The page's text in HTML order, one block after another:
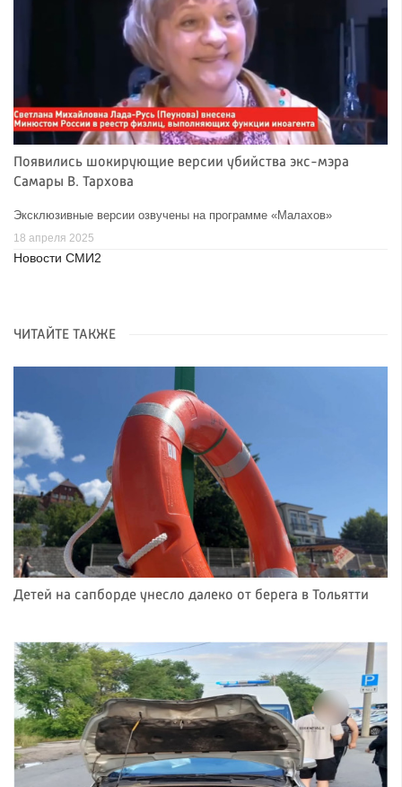
Появились шокирующие версии убийства экс-мэра
Самары В. Тархова
Эксклюзивные версии озвучены на программе «Малахов»
18 апреля 2025
Новости СМИ2
ЧИТАЙТЕ ТАКЖЕ
Детей на сапборде унесло далеко от берега в Тольятти